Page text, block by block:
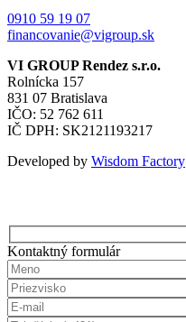
0910 59 19 07
financovanie@vigroup.sk
VI GROUP Rendez s.r.o.
Rolnícka 157
831 07 Bratislava
IČO: 52 762 611
IČ DPH: SK2121193217
Developed by Wisdom Factory
Kontaktný formulár